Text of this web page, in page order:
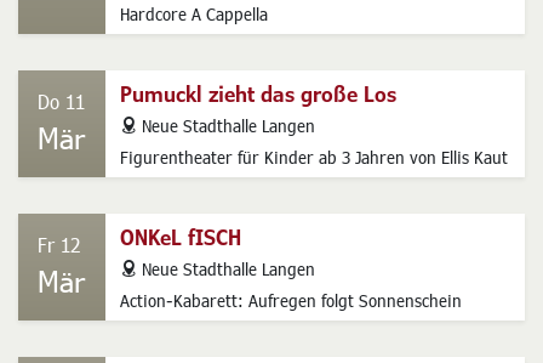
Hardcore A Cappella
Pumuckl zieht das große Los
Figurentheater für Kinder ab 3 Jahren von Ellis Kaut
Do 11
Mär
address
Neue Stadthalle Langen
ONKeL fISCH
Action-Kabarett: Aufregen folgt Sonnenschein
Fr 12
Mär
address
Neue Stadthalle Langen